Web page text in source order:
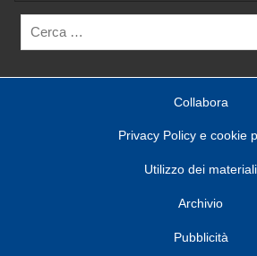
Collabora
Privacy Policy e cookie
Utilizzo dei materiali
Archivio
Pubblicità